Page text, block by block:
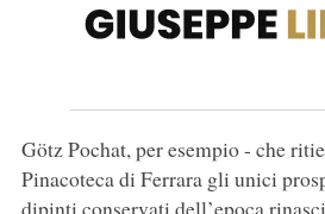
Götz Pochat, per esempio - che
Pinacoteca di Ferrara gli unici
dipinti conservati dell’epoca